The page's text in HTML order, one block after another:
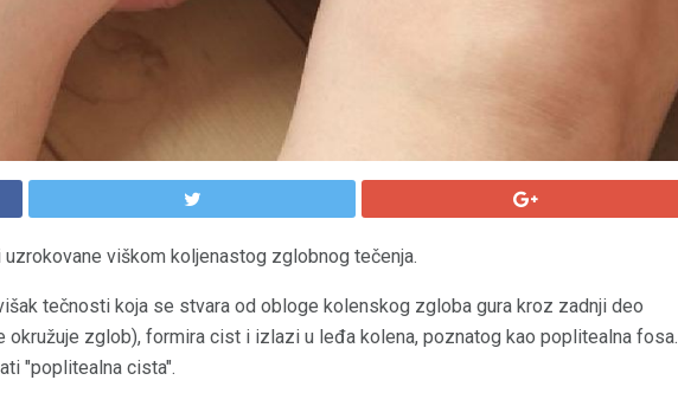
viškom koljenastog zglobnog tečenja.
tečnosti koja se stvara od obloge kolenskog zgloba gura kroz zadnji deo
zglob), formira cist i izlazi u leđa kolena, poznatog kao poplitealna fosa.
"poplitealna cista".